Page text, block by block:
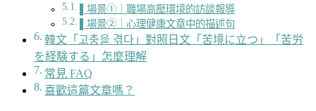
▌場景①｜職場高壓環境的訪談報導
▌場景②｜心理健康文章中的描述句
韓文「고충을 겪다」對照日文「苦境に立つ」「苦労
を経験する」怎麼理解
常見 FAQ
喜歡這篇文章嗎？